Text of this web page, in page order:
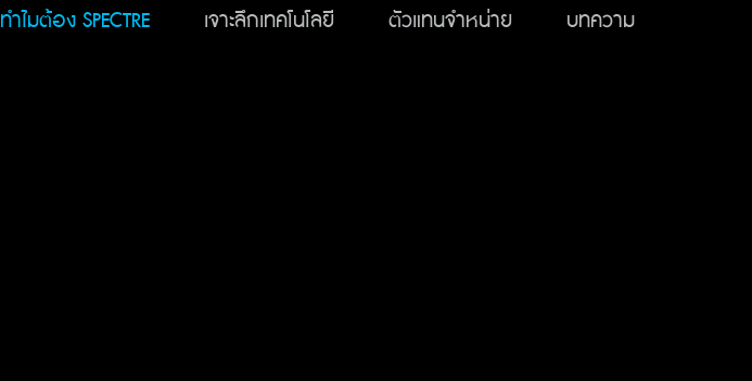
Skip
ทำไมต้อง SPECTRE เจาะลึกเทคโนโลยี ตัวแทนจำหน่าย
บทความ